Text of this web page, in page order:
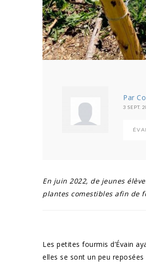
Par
3 SEPT.
En juin 2022, de jeunes
plantes comestibles afin de
Les petites fourmis d’Évain
elles se sont un peu